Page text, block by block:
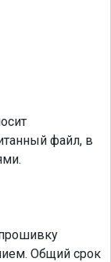
файл, в
Общий срок